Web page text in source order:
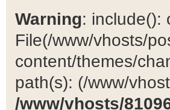
Warning: include():
File(/www/vhosts/
content/themes/
path(s): (/www/
/www/vhosts/